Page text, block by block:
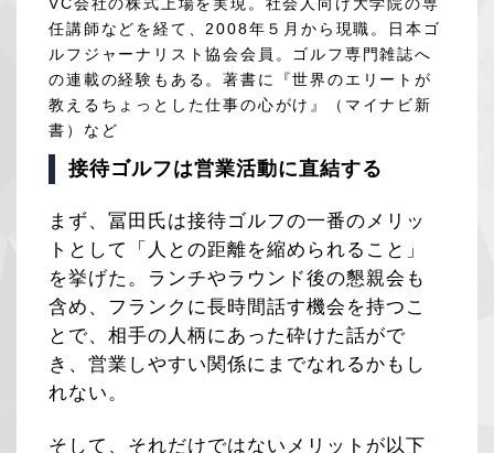
任講師などを経て、2008年５月から現職。日本ゴ
ルフジャーナリスト協会会員。ゴルフ専門雑誌へ
の連載の経験もある。著書に『世界のエリートが
教えるちょっとした仕事の心がけ』（マイナビ新
書）など
接待ゴルフは営業活動に直結する
まず、冨田氏は接待ゴルフの一番のメリッ
トとして「人との距離を縮められること」
を挙げた。ランチやラウンド後の懇親会も
含め、フランクに長時間話す機会を持つこ
とで、相手の人柄にあった砕けた話がで
き、営業しやすい関係にまでなれるかもし
れない。
そして、それだけではないメリットが以下